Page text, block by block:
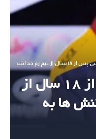
واکنش ها به خداحافظی کاپیتان
دنیل ده روسی پس از ۱۸ سال از
ها به